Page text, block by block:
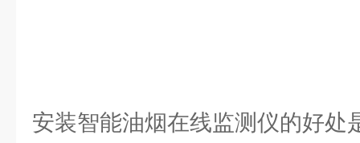
安装智能油烟在线监测仪的好处